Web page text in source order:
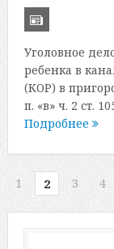
Уголовное
ребенка в
(КОР) в
п. «в» ч. 2 ст.
Подробнее
1 2 3 4